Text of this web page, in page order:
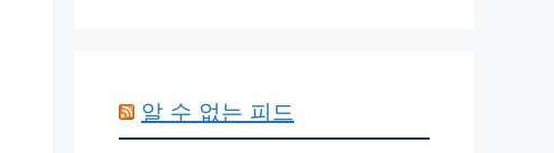
알 수 없는 피드